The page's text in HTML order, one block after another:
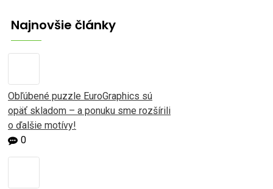
Najnovšie články
Obľúbené puzzle EuroGraphics sú
opäť skladom – a ponuku sme rozšírili
o ďalšie motívy!
0